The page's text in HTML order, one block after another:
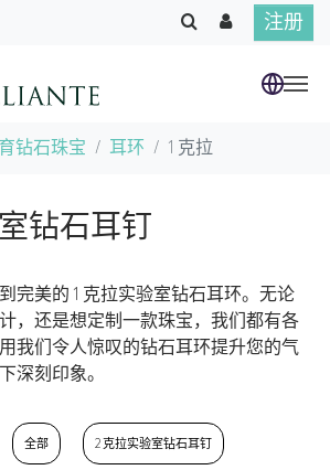
注册
钻石珠宝 耳环 1 克拉
钻石耳钉
完美的 1 克拉实验室钻石耳环。无论
，还是想定制一款珠宝，我们都有各
我们令人惊叹的钻石耳环提升您的气
深刻印象。
全部 2 克拉实验室钻石耳钉